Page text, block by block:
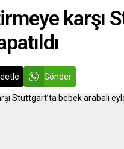
karşı
Gönder